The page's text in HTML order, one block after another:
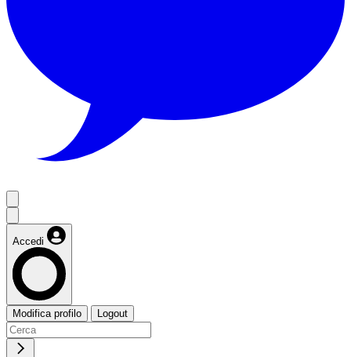
Accedi
Modifica profilo Logout